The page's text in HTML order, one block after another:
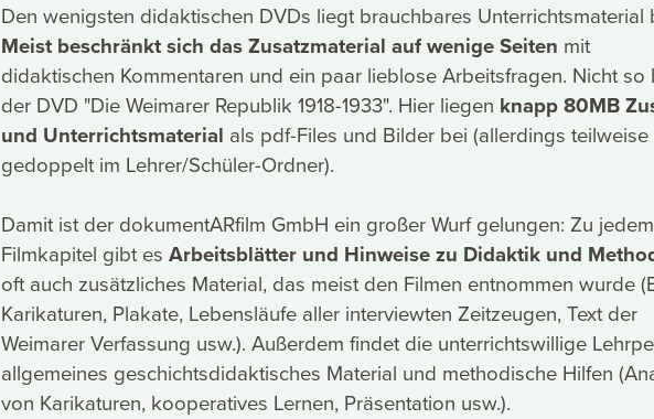
Den wenigsten didaktischen DVDs liegt brauchbares Unterrichtsmaterial
Meist beschränkt sich das Zusatzmaterial auf wenige Seiten mit
didaktischen Kommentaren und ein paar lieblose Arbeitsfragen. Nicht so
der DVD "Die Weimarer Republik 1918-1933". Hier liegen knapp 80MB
und Unterrichtsmaterial als pdf-Files und Bilder bei (allerdings teilweise
gedoppelt im Lehrer/Schüler-Ordner).
Damit ist der dokumentARfilm GmbH ein großer Wurf gelungen: Zu jedem
Filmkapitel gibt es Arbeitsblätter und Hinweise zu Didaktik und
oft auch zusätzliches Material, das meist den Filmen entnommen wurde
Karikaturen, Plakate, Lebensläufe aller interviewten Zeitzeugen, Text der
Weimarer Verfassung usw.). Außerdem findet die unterrichtswillige
allgemeines geschichtsdidaktisches Material und methodische Hilfen
von Karikaturen, kooperatives Lernen, Präsentation usw.).